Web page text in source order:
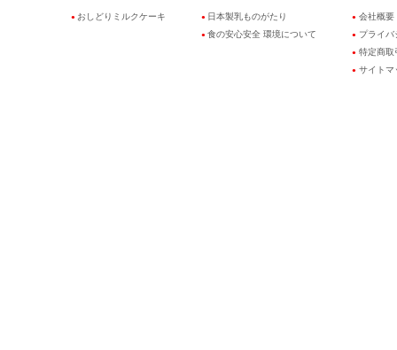
● おしどりミルクケーキ ● 日本製乳ものがたり
● 食の安心安全 環境について
● 会社概要
● プライバ
● 特定商取
● サイトマ